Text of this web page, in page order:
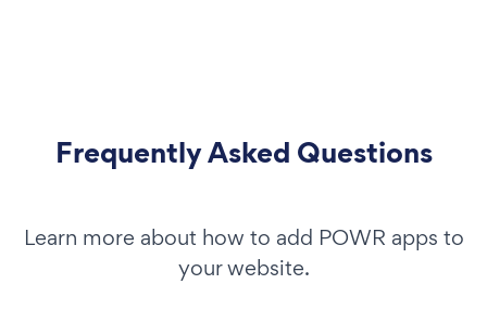
Frequently Asked Questions
Learn more about how to add POWR apps to
your website.